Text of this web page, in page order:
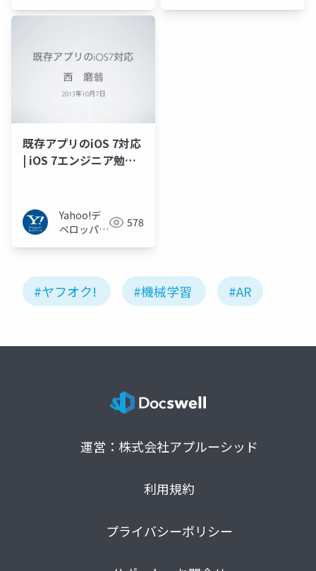
既存アプリのiOS 7対応
| iOS 7エンジニア勉強
Yahoo!デ
ベロッパー
578
#ヤフオク! #機械学習 #AR
運営：株式会社アプルーシッド
利用規約
プライバシーポリシー